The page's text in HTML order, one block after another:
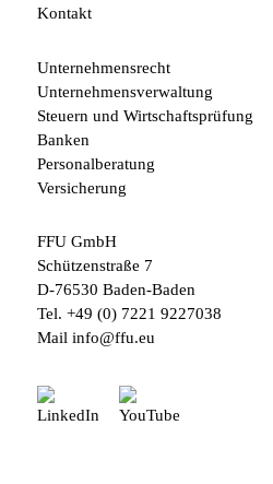
Kontakt
Unternehmensrecht
Unternehmensverwaltung
Steuern und Wirtschaftsprüfung
Banken
Personalberatung
Versicherung
FFU GmbH
Schützenstraße 7
D-76530 Baden-Baden
Tel. +49 (0) 7221 9227038
Mail info@ffu.eu